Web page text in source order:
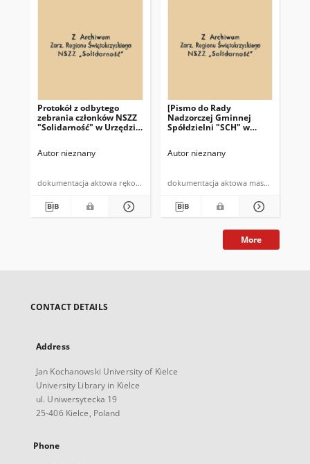
Protokół z odbytego
zebrania członków NSZZ
"Solidarność" w Urzędzie
Autor nieznany
dokumentacja aktowa rękopis
[Pismo do Rady
Nadzorczej Gminnej
Spółdzielni "SCH" w
"Solidarność" w
Autor nieznany
dokumentacja aktowa maszynopis
More
CONTACT DETAILS
Address
Jan Kochanowski University of Kielce
University Library in Kielce
ul. Uniwersytecka 19
25-406 Kielce, Poland
Phone